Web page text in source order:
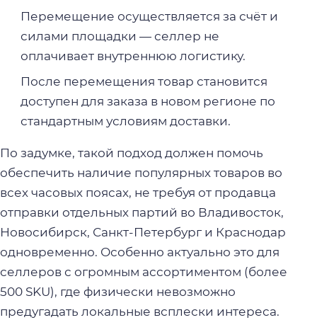
Перемещение осуществляется за счёт и
силами площадки — селлер не
оплачивает внутреннюю логистику.
После перемещения товар становится
доступен для заказа в новом регионе по
стандартным условиям доставки.
По задумке, такой подход должен помочь
обеспечить наличие популярных товаров во
всех часовых поясах, не требуя от продавца
отправки отдельных партий во Владивосток,
Новосибирск, Санкт-Петербург и Краснодар
одновременно. Особенно актуально это для
селлеров с огромным ассортиментом (более
500 SKU), где физически невозможно
предугадать локальные всплески интереса.